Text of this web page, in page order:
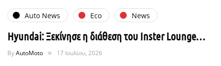
Auto News Eco News
Hyundai: Ξεκίνησε η διάθεση του Inster Lounge…
ByAutoMoto 17 Ιουλίου, 2026